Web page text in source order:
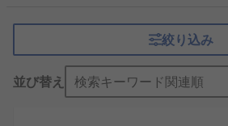
補助接点の仕組み
補助接点は、主回路とは独立して動
絞り込み
並び替え 検索キーワード関連順